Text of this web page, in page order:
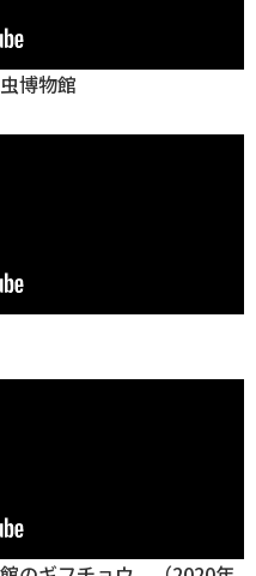
博物館